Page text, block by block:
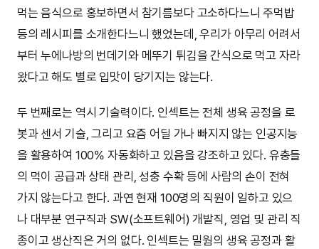
먹는 음식으로 홍보하면서 참기름보다 고소하다느니 주먹밥
등의 레시피를 소개한다느니 했었는데, 우리가 아무리 어려서
부터 누에나방의 번데기와 메뚜기 튀김을 간식으로 먹고 자라
왔다고 해도 별로 입맛이 당기지는 않는다.
두 번째로는 역시 기술력이다. 인섹트는 전체 생육 공정을 로
봇과 센서 기술, 그리고 요즘 어딜 가나 빠지지 않는 인공지능
을 활용하여 100% 자동화하고 있음을 강조하고 있다. 유충들
의 먹이 공급과 상태 관리, 성충 수확 등에 사람의 손이 전혀
가지 않는다고 한다. 과연 현재 100명의 직원이 일하고 있으
나 대부분 연구직과 SW(소프트웨어) 개발직, 영업 및 관리 직
종이고 생산직은 거의 없다. 인섹트는 밀웜의 생육 공정과 활